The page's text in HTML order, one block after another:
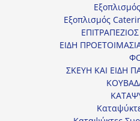
Εξοπλισμός
ΕΙΔΗ
ΣΚΕΥΗ ΚΑΙ ΕΙΔΗ